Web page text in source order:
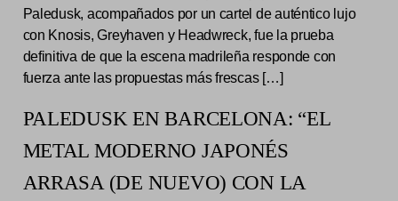
Paledusk, acompañados por un cartel de auténtico lujo
con Knosis, Greyhaven y Headwreck, fue la prueba
definitiva de que la escena madrileña responde con
fuerza ante las propuestas más frescas […]
PALEDUSK EN BARCELONA: “EL
METAL MODERNO JAPONÉS
ARRASA (DE NUEVO) CON LA